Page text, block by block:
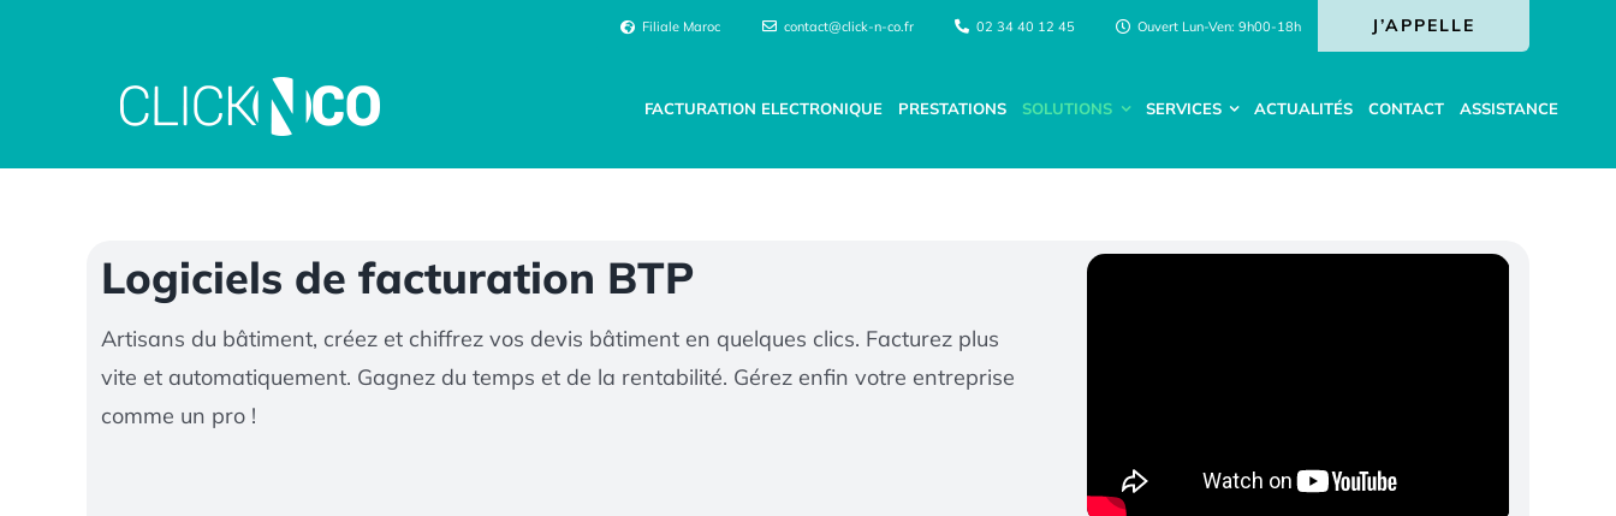
Filiale Maroc contact@click-n-co.fr 02 34 40 12 45 Ouvert Lun-Ven: 9h00-18h J’APPELLE
FACTURATION ELECTRONIQUE PRESTATIONS SOLUTIONS SERVICES ACTUALITÉS CONTACT ASSISTANCE
Logiciels de facturation BTP
Artisans du bâtiment, créez et chiffrez vos devis bâtiment en quelques clics. Facturez plus
vite et automatiquement. Gagnez du temps et de la rentabilité. Gérez enfin votre entreprise
comme un pro !